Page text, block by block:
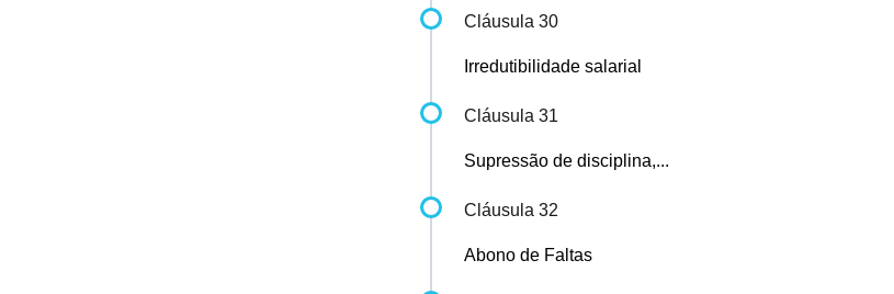
Cláusula 30
Irredutibilidade salarial
Cláusula 31
Supressão de disciplina,...
Cláusula 32
Abono de Faltas